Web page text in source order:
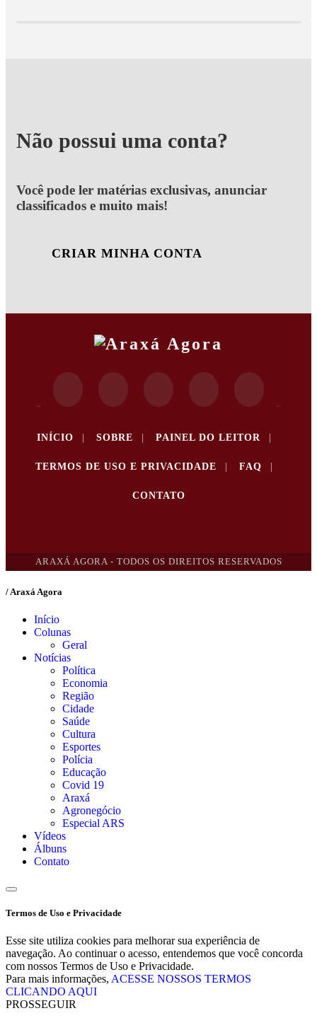
Não possui uma conta?
Você pode ler matérias exclusivas, anunciar
classificados e muito mais!
CRIAR MINHA CONTA
INÍCIO | SOBRE | PAINEL DO LEITOR |
TERMOS DE USO E PRIVACIDADE | FAQ |
CONTATO
ARAXÁ AGORA - TODOS OS DIREITOS RESERVADOS
/ Araxá Agora
Início
Colunas
Geral
Notícias
Política
Economia
Região
Cidade
Saúde
Cultura
Esportes
Polícia
Educação
Covid 19
Araxá
Agronegócio
Especial ARS
Vídeos
Álbuns
Contato
Termos de Uso e Privacidade
Esse site utiliza cookies para melhorar sua experiência de
navegação. Ao continuar o acesso, entendemos que você concorda
com nossos Termos de Uso e Privacidade.
Para mais informações, ACESSE NOSSOS TERMOS
CLICANDO AQUI
PROSSEGUIR